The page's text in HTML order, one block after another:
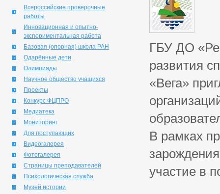
Всероссийские проверочные
работы
Инновационная и опытно-
экспериментальная работа
Базовая (опорная) школа РАН
Одарённые дети
Олимпиады
Научное общество учащихся
Проекты
Конкурс ФЦПРО
Медиатека
Мониторинг
Для поступающих
Видеогалерея
Фотогалерея
Страницы преподавателей
Психологическая служба
Музей истории
ГБУ ДО
развития
«Вега»
В рамках
участие в